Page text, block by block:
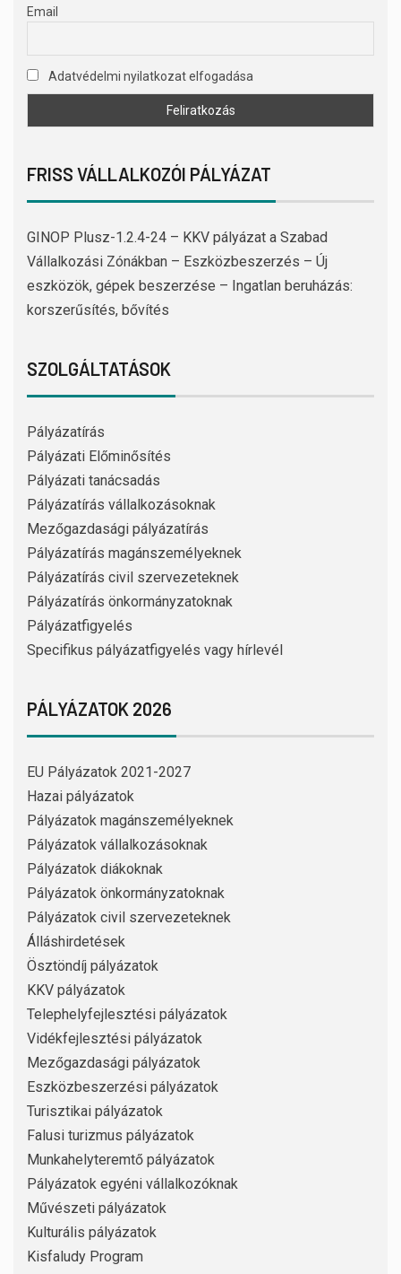
Email
Adatvédelmi nyilatkozat elfogadása
FRISS VÁLLALKOZÓI PÁLYÁZAT
GINOP Plusz-1.2.4-24 – KKV pályázat a Szabad
Vállalkozási Zónákban – Eszközbeszerzés – Új
eszközök, gépek beszerzése – Ingatlan beruházás:
korszerűsítés, bővítés
SZOLGÁLTATÁSOK
Pályázatírás
Pályázati Előminősítés
Pályázati tanácsadás
Pályázatírás vállalkozásoknak
Mezőgazdasági pályázatírás
Pályázatírás magánszemélyeknek
Pályázatírás civil szervezeteknek
Pályázatírás önkormányzatoknak
Pályázatfigyelés
Specifikus pályázatfigyelés vagy hírlevél
PÁLYÁZATOK 2026
EU Pályázatok 2021-2027
Hazai pályázatok
Pályázatok magánszemélyeknek
Pályázatok vállalkozásoknak
Pályázatok diákoknak
Pályázatok önkormányzatoknak
Pályázatok civil szervezeteknek
Álláshirdetések
Ösztöndíj pályázatok
KKV pályázatok
Telephelyfejlesztési pályázatok
Vidékfejlesztési pályázatok
Mezőgazdasági pályázatok
Eszközbeszerzési pályázatok
Turisztikai pályázatok
Falusi turizmus pályázatok
Munkahelyteremtő pályázatok
Pályázatok egyéni vállalkozóknak
Művészeti pályázatok
Kulturális pályázatok
Kisfaludy Program